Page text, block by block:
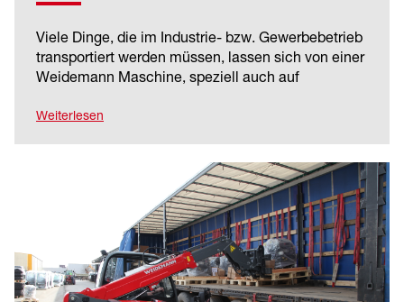
Viele Dinge, die im Industrie- bzw. Gewerbebetrieb
transportiert werden müssen, lassen sich von einer
Weidemann Maschine, speziell auch auf
bewegen. Mit den passenden Anbaugeräten fassen
Weiterlesen